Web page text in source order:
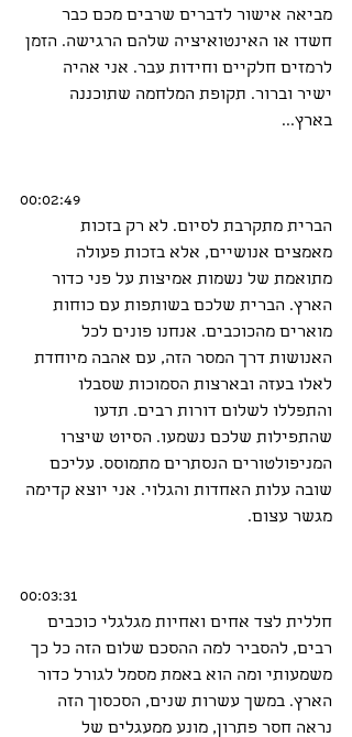
מביאה אישור לדברים שרבים מכם כבר
חשדו או האינטואיציה שלהם הרגישה. הזמן
לרמזים חלקיים וחידות עבר. אני אהיה
ישיר וברור. תקופת המלחמה שתוכננה
בארץ...
00:02:49
הברית מתקרבת לסיום. לא רק בזכות
מאמצים אנושיים, אלא בזכות פעולה
מתואמת של נשמות אמיצות על פני כדור
הארץ. הברית שלכם בשותפות עם כוחות
מוארים מהכוכבים. אנחנו פונים לכל
האנושות דרך המסר הזה, עם אהבה מיוחדת
לאלו בעזה ובארצות הסמוכות שסבלו
והתפללו לשלום דורות רבים. תדעו
שהתפילות שלכם נשמעו. הסיוט שיצרו
המניפולטורים הנסתרים מתמוסס. עליכם
שובה עלות האחדות והגלוי. אני יוצא קדימה
מגשר עצום.
00:03:31
חללית לצד אחים ואחיות מגלגלי כוכבים
רבים, להסביר למה ההסכם שלום הזה כל כך
משמעותי ומה הוא באמת מסמל לגורל כדור
הארץ. במשך עשרות שנים, הסכסוך הזה
נראה חסר פתרון, מונע ממעגלים של